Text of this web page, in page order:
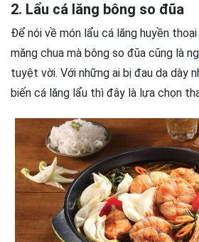
2. Lẩu cá lăng bông so đũa
Để nói về món lẩu cá lăng huyền
măng chua mà bông so đũa cũng là
tuyệt vời. Với những ai bị đau dạ dày
biến cá lăng lẩu thì đây là lựa chọn